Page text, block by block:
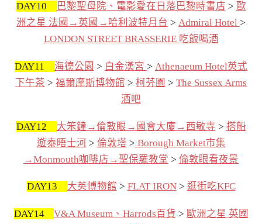
DAY10 巴黎聖母院、電影愛在日落巴黎時書店 > 歐
洲之星 法國→英國→哈利波特月台 > Admiral Hotel >
LONDON STREET BRASSERIE 吃飯喝酒
DAY11 海德公園 > 白金漢宮 > Athenaeum Hotel英式
下午茶 > 福爾摩斯博物館 > 柯芬園 > The Sussex Arms
酒吧
DAY12 大笨鐘→倫敦眼→國會大廈→西敏寺 > 搭船
遊泰晤士河 > 倫敦塔 > Borough Market市集
→Monmouth咖啡店→聖保羅教堂 > 倫敦眼看夜景
DAY13 大英博物館 > FLAT IRON> 逛街吃KFC
DAY14 V&A Museum、Harrods百貨 > 歐洲之星 英國